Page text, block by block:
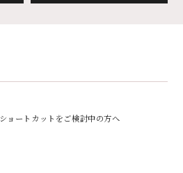
ョートカットをご検討中の方へ